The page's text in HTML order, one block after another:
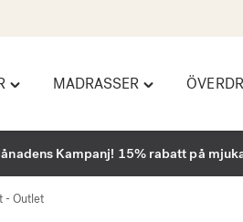
Toggle
menu
MADRASSERToggle
menu
Kampanj! 15% rabatt på
- Outlet